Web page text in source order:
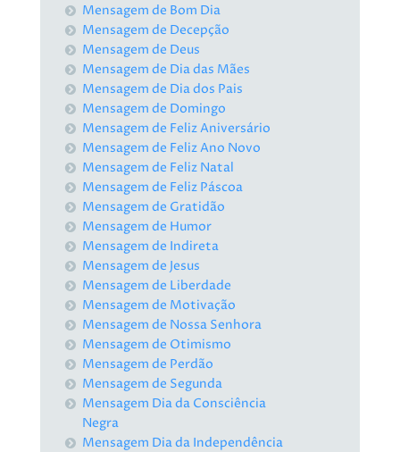
Mensagem de Bom Dia
Mensagem de Decepção
Mensagem de Deus
Mensagem de Dia das Mães
Mensagem de Dia dos Pais
Mensagem de Domingo
Mensagem de Feliz Aniversário
Mensagem de Feliz Ano Novo
Mensagem de Feliz Natal
Mensagem de Feliz Páscoa
Mensagem de Gratidão
Mensagem de Humor
Mensagem de Indireta
Mensagem de Jesus
Mensagem de Liberdade
Mensagem de Motivação
Mensagem de Nossa Senhora
Mensagem de Otimismo
Mensagem de Perdão
Mensagem de Segunda
Mensagem Dia da Consciência
Negra
Mensagem Dia da Independência